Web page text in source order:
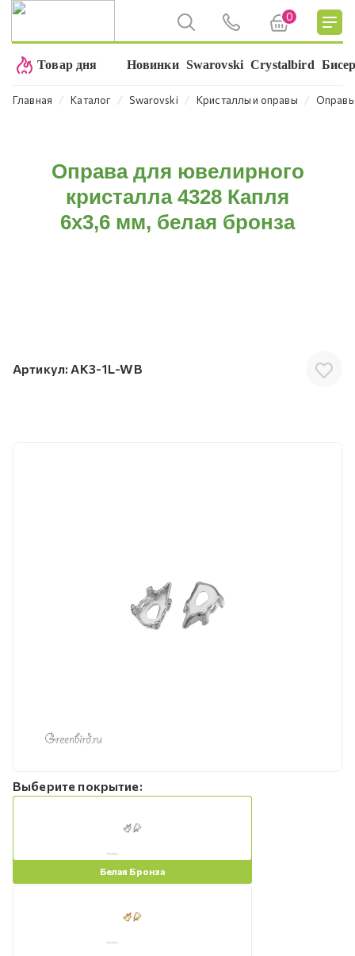
0
Товар дня Новинки Swarovski Crystalbird
Главная ⁄ Каталог ⁄ Swarovski ⁄ Кристаллы и оправы ⁄ Оправы
Оправа для ювелирного
кристалла 4328 Капля
6х3,6 мм, белая бронза
Артикул: AK3-1L-WB
Выберите покрытие:
Белая Бронза